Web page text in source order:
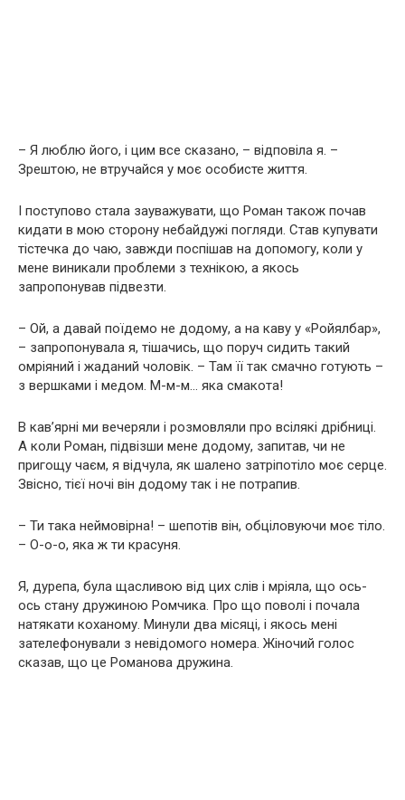
– Я люблю його, і цим все сказано, – відповіла я. –
Зрештою, не втручайся у моє особисте життя.
І поступово стала зауважувати, що Роман також почав
кидати в мою сторону небайдужі погляди. Став купувати
тістечка до чаю, завжди поспішав на допомогу, коли у
мене виникали проблеми з технікою, а якось
запропонував підвезти.
– Ой, а давай поїдемо не додому, а на каву у «Ройялбар»,
– запропонувала я, тішачись, що поруч сидить такий
омріяний і жаданий чоловік. – Там її так смачно готують –
з вершками і медом. М-м-м… яка смакота!
В кав’ярні ми вечеряли і розмовляли про всілякі дрібниці.
А коли Роман, підвізши мене додому, запитав, чи не
пригощу чаєм, я відчула, як шалено затріпотіло моє серце.
Звісно, тієї ночі він додому так і не потрапив.
– Ти така неймовірна! – шепотів він, обцiловyючи моє тiло.
– О-о-о, яка ж ти красуня.
Я, дурепа, була щасливою від цих слів і мріяла, що ось-
ось стану дружиною Ромчика. Про що поволі і почала
натякати коханому. Минули два місяці, і якось мені
зателефонували з невідомого номера. Жіночий голос
сказав, що це Романова дружина.